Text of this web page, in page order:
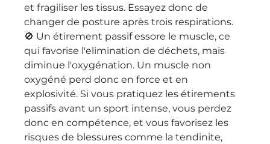
et fragiliser les tissus. Essayez donc de
changer de posture après trois respirations.
🚫 Un étirement passif essore le muscle, ce
qui favorise l'elimination de déchets, mais
diminue l'oxygénation. Un muscle non
oxygéné perd donc en force et en
explosivité. Si vous pratiquez les étirements
passifs avant un sport intense, vous perdez
donc en compétence, et vous favorisez les
risques de blessures comme la tendinite,